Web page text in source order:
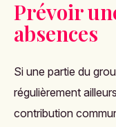
Prévoir
absences
Si une partie du
régulièrement
contribution